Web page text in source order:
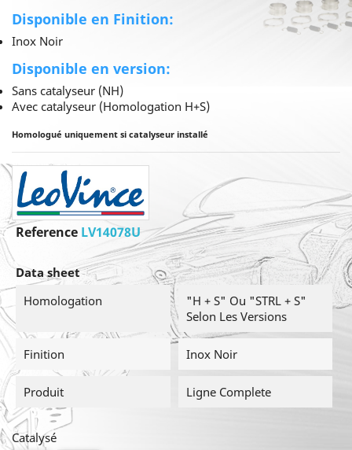
Disponible en Finition:
Inox Noir
Disponible en version:
Sans catalyseur (NH)
Avec catalyseur (Homologation H+S)
Homologué uniquement si catalyseur installé
Reference LV14078U
Data sheet
Homologation
"H + S" Ou "STRL + S"
Selon Les Versions
Finition Inox Noir
Produit Ligne Complete
Catalysé